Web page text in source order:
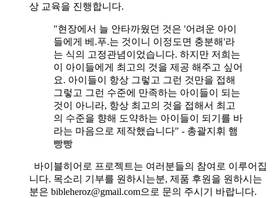
상 교육을 진행합니다.
"현장에서 늘 안타까웠던 것은 '어려운 아이
들에게 베.푸.는 것이니 이정도면 충분해'라
는 식의 고정관념이었습니다. 하지만 저희는
이 아이들에게 최고의 것을 제공 해주고 싶어
요. 아이들이 항상 그렇고 그런 것만을 접해
그렇고 그런 수준에 만족하는 아이들이 되는
것이 아니라, 항상 최고의 것을 접해서 최고
의 수준을 향해 도약하는 아이들이 되기를 바
라는 마음으로 제작했습니다" - 총괄지휘 햄
빵빵
바이블히어로 프로젝트는 여러분들의 참여로 이루어집
니다. 목소리 기부를 원하시는분, 제품 후원을 원하시는
분은 bibleheroz@gmail.com으로 문의 주시기 바랍니다.